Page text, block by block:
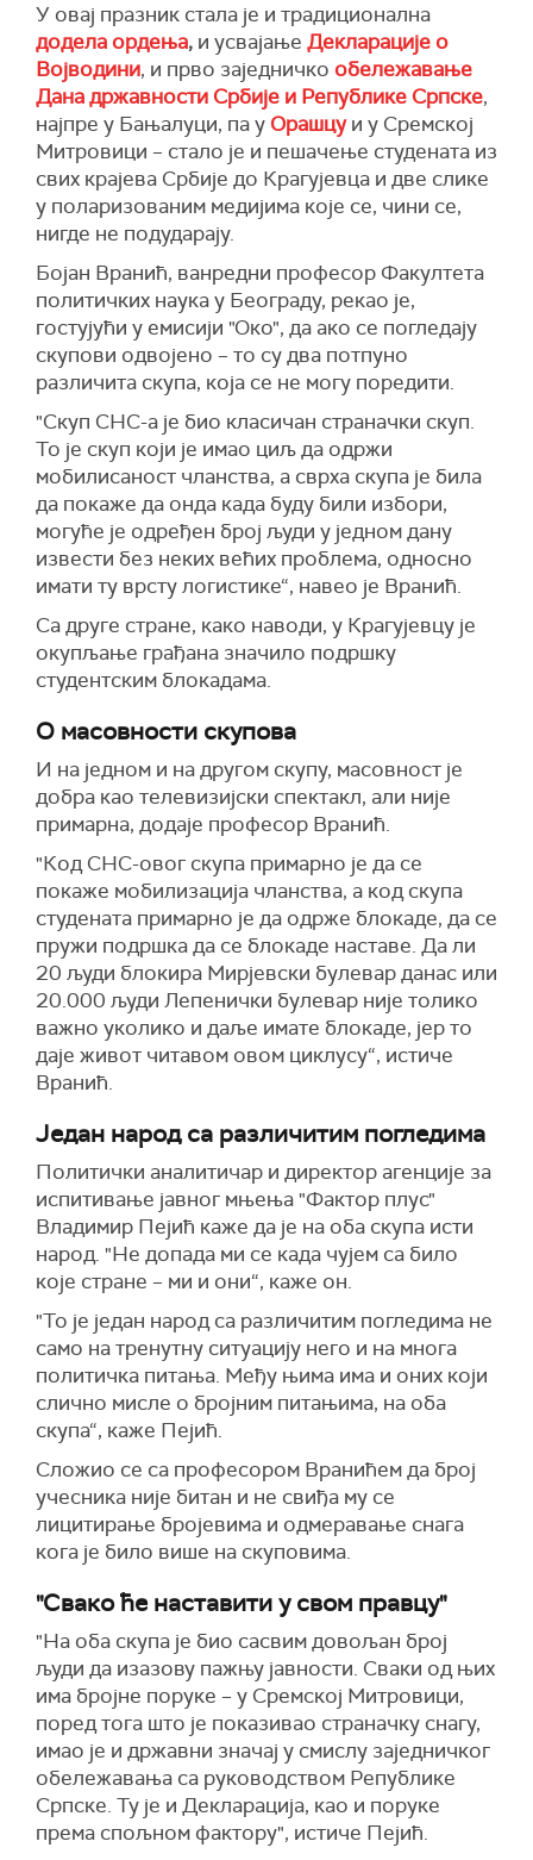
У овај празник стала је и традиционална
додела ордења, и усвајање Декларације о
Војводини, и прво заједничко обележавање
Дана државности Србије и Републике Српске,
најпре у Бањалуци, па у Орашцу и у Сремској
Митровици – стало је и пешачење студената из
свих крајева Србије до Крагујевца и две слике
у поларизованим медијима које се, чини се,
нигде не подударају.
Бојан Вранић, ванредни професор Факултета
политичких наука у Београду, рекао је,
гостујући у емисији "Око", да ако се погледају
скупови одвојено – то су два потпуно
различита скупа, која се не могу поредити.
"Скуп СНС-а је био класичан страначки скуп.
То је скуп који је имао циљ да одржи
мобилисаност чланства, а сврха скупа је била
да покаже да онда када буду били избори,
могуће је одређен број људи у једном дану
извести без неких већих проблема, односно
имати ту врсту логистике“, навео је Вранић.
Са друге стране, како наводи, у Крагујевцу је
окупљање грађана значило подршку
студентским блокадама.
О масовности скупова
И на једном и на другом скупу, масовност је
добра као телевизијски спектакл, али није
примарна, додаје професор Вранић.
"Код СНС-овог скупа примарно је да се
покаже мобилизација чланства, а код скупа
студената примарно је да одрже блокаде, да се
пружи подршка да се блокаде наставе. Да ли
20 људи блокира Мирјевски булевар данас или
20.000 људи Лепенички булевар није толико
важно уколико и даље имате блокаде, јер то
даје живот читавом овом циклусу“, истиче
Вранић.
Један народ са различитим погледима
Политички аналитичар и директор агенције за
испитивање јавног мњења "Фактор плус"
Владимир Пејић каже да је на оба скупа исти
народ. "Не допада ми се када чујем са било
које стране – ми и они“, каже он.
"То је један народ са различитим погледима не
само на тренутну ситуацију него и на многа
политичка питања. Међу њима има и оних који
слично мисле о бројним питањима, на оба
скупа“, каже Пејић.
Сложио се са професором Вранићем да број
учесника није битан и не свиђа му се
лицитирање бројевима и одмеравање снага
кога је било више на скуповима.
"Свако ће наставити у свом правцу"
"На оба скупа је био сасвим довољан број
људи да изазову пажњу јавности. Сваки од њих
има бројне поруке – у Сремској Митровици,
поред тога што је показивао страначку снагу,
имао је и државни значај у смислу заједничког
обележавања са руководством Републике
Српске. Ту је и Декларација, као и поруке
према спољном фактору", истиче Пејић.